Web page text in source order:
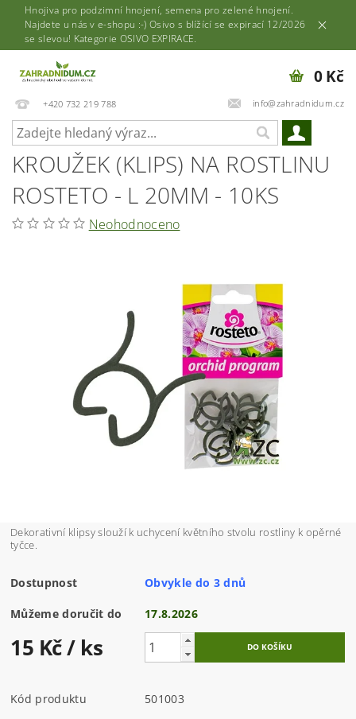
Hnojiva pro podzimní hnojení, semena pro zelené hnojení.
Najdete u nás v e-shopu :-) Osivo s blížící se expirací 12/2026
se slevou! Kategorie OSIVO EXPIRACE.
+420 732 219 788 info@zahradnidum.cz
0 Kč
KROUŽEK (KLIPS) NA ROSTLINU
ROSTETO - L 20MM - 10KS
Neohodnoceno
Dekorativní klipsy slouží k uchycení květního stvolu rostliny k opěrné
tyčce.
Dostupnost Obvykle do 3 dnů
Můžeme doručit do 17.8.2026
15 Kč/ ks
Kód produktu
501003